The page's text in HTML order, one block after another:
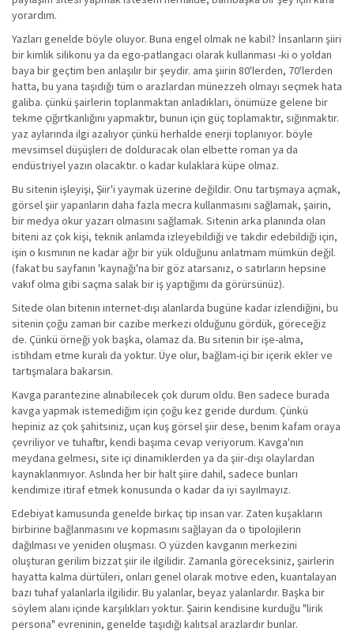
yorardım.
Yazları genelde böyle oluyor. Buna engel olmak ne kabil? İnsanların şiiri
bir kimlik silikonu ya da ego-patlangacı olarak kullanması -ki o yoldan
baya bir geçtim ben anlaşılır bir şeydir. ama şiirin 80'lerden, 70'lerden
hatta, bu yana taşıdığı tüm o arazlardan münezzeh olmayı seçmek hata
galiba. çünkü şairlerin toplanmaktan anladıkları, önümüze gelene bir
tekme çığırtkanlığını yapmaktır, bunun için güç toplamaktır, sığınmaktır.
yaz aylarında ilgi azalıyor çünkü herhalde enerji toplanıyor. böyle
mevsimsel düşüşleri de dolduracak olan elbette roman ya da
endüstriyel yazın olacaktır. o kadar kulaklara küpe olmaz.
Bu sitenin işleyişi, Şiir'i yaymak üzerine değildir. Onu tartışmaya açmak,
görsel şiir yapanların daha fazla mecra kullanmasını sağlamak, şairin,
bir medya okur yazarı olmasını sağlamak. Sitenin arka planında olan
biteni az çok kişi, teknik anlamda izleyebildiği ve takdir edebildiği için,
işin o kısmının ne kadar ağır bir yük olduğunu anlatmam mümkün değil.
(fakat bu sayfanın 'kaynağı'na bir göz atarsanız, o satırların hepsine
vakıf olma gibi saçma salak bir iş yaptığımı da görürsünüz).
Sitede olan bitenin internet-dışı alanlarda bugüne kadar izlendiğini, bu
sitenin çoğu zaman bir cazibe merkezi olduğunu gördük, göreceğiz
de. Çünkü örneği yok başka, olamaz da. Bu sitenin bir işe-alma,
istihdam etme kuralı da yoktur. Üye olur, bağlam-içi bir içerik ekler ve
tartışmalara bakarsın.
Kavga parantezine alınabilecek çok durum oldu. Ben sadece burada
kavga yapmak istemediğim için çoğu kez geride durdum. Çünkü
hepiniz az çok şahitsiniz, uçan kuş görsel şiir dese, benim kafam oraya
çevriliyor ve tuhaftır, kendi başıma cevap veriyorum. Kavga'nın
meydana gelmesi, site içi dinamiklerden ya da şiir-dışı olaylardan
kaynaklanmıyor. Aslında her bir halt şiire dahil, sadece bunları
kendimize itiraf etmek konusunda o kadar da iyi sayılmayız.
Edebiyat kamusunda genelde birkaç tip insan var. Zaten kuşakların
birbirine bağlanmasını ve kopmasını sağlayan da o tipolojilerin
dağılması ve yeniden oluşması. O yüzden kavganın merkezini
oluşturan gerilim bizzat şiir ile ilgilidir. Zamanla göreceksiniz, şairlerin
hayatta kalma dürtüleri, onları genel olarak motive eden, kuantalayan
bazı tuhaf yalanlarla ilgilidir. Bu yalanlar, beyaz yalanlardır. Başka bir
söylem alanı içinde karşılıkları yoktur. Şairin kendisine kurduğu "lirik
persona" evreninin, genelde taşıdığı kalıtsal arazlardır bunlar.